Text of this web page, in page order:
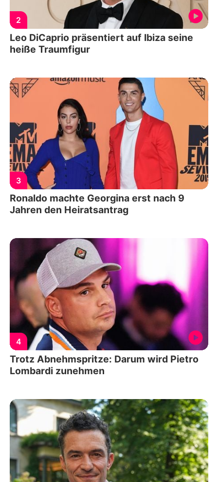
2
Leo DiCaprio präsentiert auf Ibiza seine
heiße Traumfigur
3
Ronaldo machte Georgina erst nach 9
Jahren den Heiratsantrag
4
Trotz Abnehmspritze: Darum wird Pietro
Lombardi zunehmen